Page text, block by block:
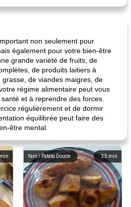
non seulement pour
également pour votre bien-être
grande variété de fruits, de
de produits laitiers à
de viandes maigres, de
régime alimentaire peut vous
et à reprendre des forces.
régulièrement et de dormir
équilibrée peut faire des
être mental.
min 35 min
Yam / Patate Douce